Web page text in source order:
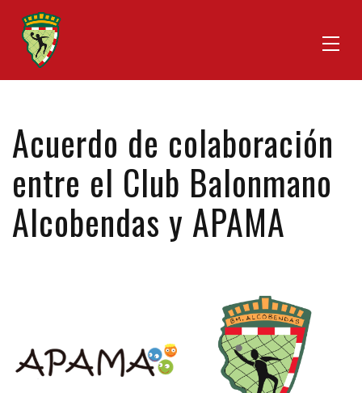
Acuerdo de colaboración
entre el Club Balonmano
Alcobendas y APAMA